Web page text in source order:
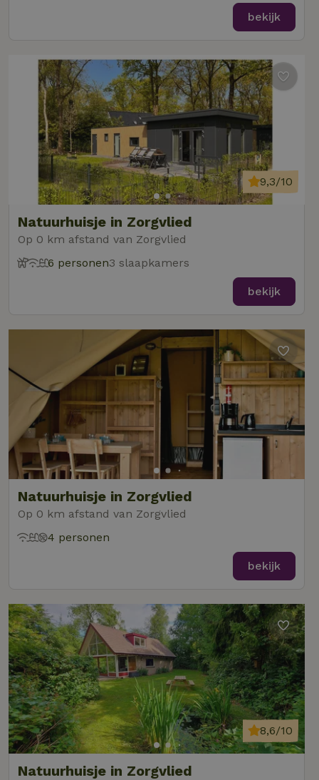
bekijk
Natuurhuisje in Zorgvlied
Op 0 km afstand van Zorgvlied
9,3/10
6 personen3 slaapkamers
bekijk
Natuurhuisje in Zorgvlied
Op 0 km afstand van Zorgvlied
4 personen
bekijk
Natuurhuisje in Zorgvlied
8,6/10